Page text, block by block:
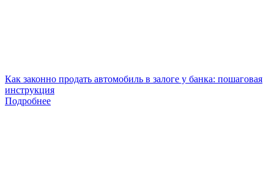
Как законно продать автомобиль в залоге у банка: пошаговая
инструкция
Подробнее